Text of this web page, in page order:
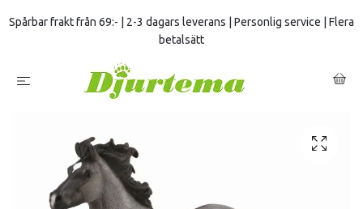
Spårbar frakt från 69:- | 2-3 dagars leverans | Personlig service | Flera
betalsätt